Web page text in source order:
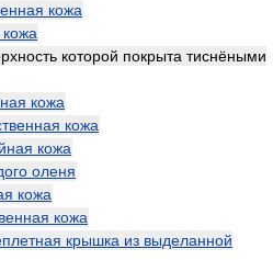
кожа
кожа
которой покрыта тиснёными
кожа
кожа
кожа
оленя
кожа
кожа
крышка из выделанной